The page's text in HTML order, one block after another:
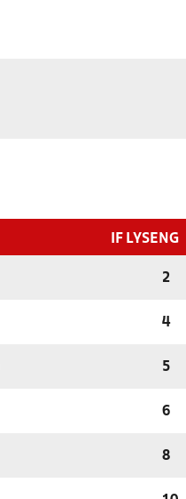
IF LYSENG
2
4
5
6
8